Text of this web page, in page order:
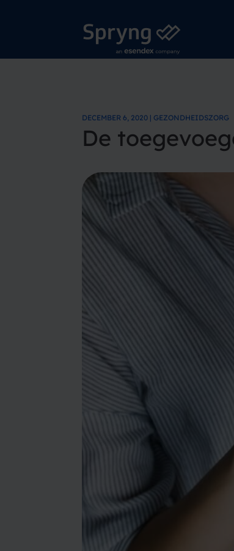
DECEMBER 6, 2020 | GEZONDHEIDSZORG
De